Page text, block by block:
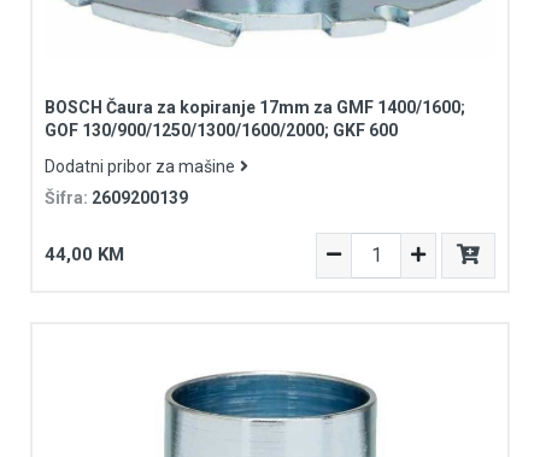
BOSCH Čaura za kopiranje 17mm za GMF 1400/1600;
GOF 130/900/1250/1300/1600/2000; GKF 600
Dodatni pribor za mašine
Šifra: 2609200139
44,00 KM